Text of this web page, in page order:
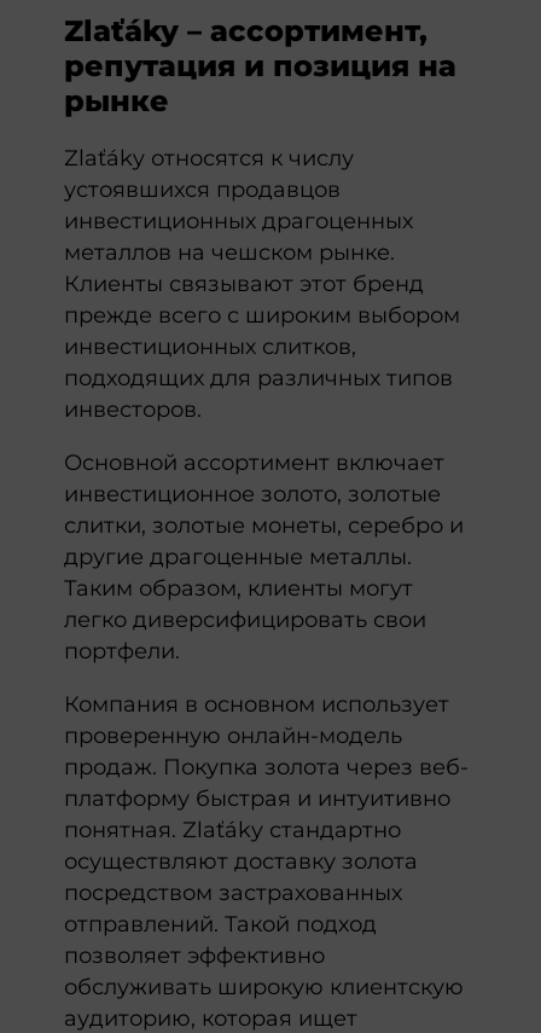
Zlaťáky – ассортимент,
репутация и позиция на
рынке
Zlaťáky относятся к числу
устоявшихся продавцов
инвестиционных драгоценных
металлов на чешском рынке.
Клиенты связывают этот бренд
прежде всего с широким выбором
инвестиционных слитков,
подходящих для различных типов
инвесторов.
Основной ассортимент включает
инвестиционное золото, золотые
слитки, золотые монеты, серебро и
другие драгоценные металлы.
Таким образом, клиенты могут
легко диверсифицировать свои
портфели.
Компания в основном использует
проверенную онлайн-модель
продаж. Покупка золота через веб-
платформу быстрая и интуитивно
понятная. Zlaťáky стандартно
осуществляют доставку золота
посредством застрахованных
отправлений. Такой подход
позволяет эффективно
обслуживать широкую клиентскую
аудиторию, которая ищет